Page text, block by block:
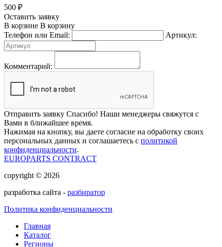
500 ₽
Оставить заявку
В корзине В корзину
Телефон или Email:
Артикул:
Комментарий:
Отправить заявку Спасибо! Наши менеджеры свяжутся с
Вами в ближайшее время.
Нажимая на кнопку, вы даете согласие на обработку своих
персональных данных и соглашаетесь с политикой
конфиденциальности.
EUROPARTS CONTRACT
copyright © 2026
разработка сайта - разбиратор
Политика конфиденциальности
Главная
Каталог
Регионы